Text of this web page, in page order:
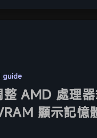
guide
整 AMD 處理
顯示記憶